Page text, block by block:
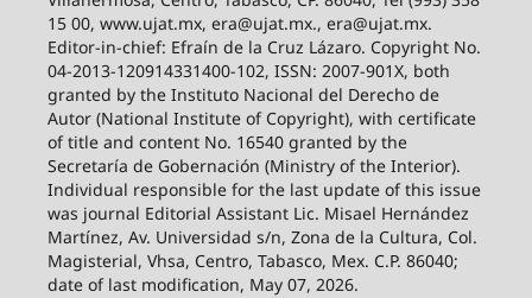
15 00, www.ujat.mx, era@ujat.mx., era@ujat.mx.
Editor-in-chief: Efraín de la Cruz Lázaro. Copyright No.
04-2013-120914331400-102, ISSN: 2007-901X, both
granted by the Instituto Nacional del Derecho de
Autor (National Institute of Copyright), with certificate
of title and content No. 16540 granted by the
Secretaría de Gobernación (Ministry of the Interior).
Individual responsible for the last update of this issue
was journal Editorial Assistant Lic. Misael Hernández
Martínez, Av. Universidad s/n, Zona de la Cultura, Col.
Magisterial, Vhsa, Centro, Tabasco, Mex. C.P. 86040;
date of last modification, May 07, 2026.